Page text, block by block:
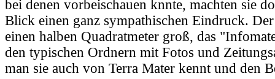
bei denen vorbeischauen knnte, machten sie
Blick einen ganz sympathischen Eindruck.
einen halben Quadratmeter groß, das
den typischen Ordnern mit Fotos und
man sie auch von Terra Mater kennt und den